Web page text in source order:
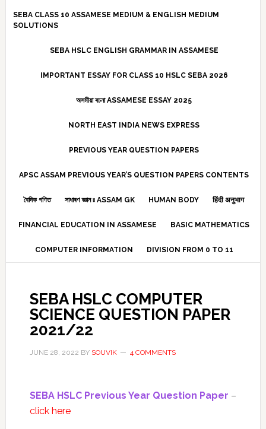
SEBA CLASS 10 ASSAMESE MEDIUM & ENGLISH MEDIUM
SOLUTIONS
SEBA HSLC ENGLISH GRAMMAR IN ASSAMESE
IMPORTANT ESSAY FOR CLASS 10 HSLC SEBA 2026
অসমীয়া ৰচনা ASSAMESE ESSAY 2025
NORTH EAST INDIA NEWS EXPRESS
PREVIOUS YEAR QUESTION PAPERS
APSC ASSAM PREVIOUS YEAR’S QUESTION PAPERS CONTENTS
বৈদিক গণিত সাধাৰণ জ্ঞান ৷৷ ASSAM GK HUMAN BODY हिंदी अनुभाग
FINANCIAL EDUCATION IN ASSAMESE BASIC MATHEMATICS
COMPUTER INFORMATION DIVISION FROM 0 TO 11
SEBA HSLC COMPUTER
SCIENCE QUESTION PAPER
2021/22
JUNE 28, 2022 BY SOUVIK 4 COMMENTS
SEBA HSLC Previous Year Question Paper –
click here